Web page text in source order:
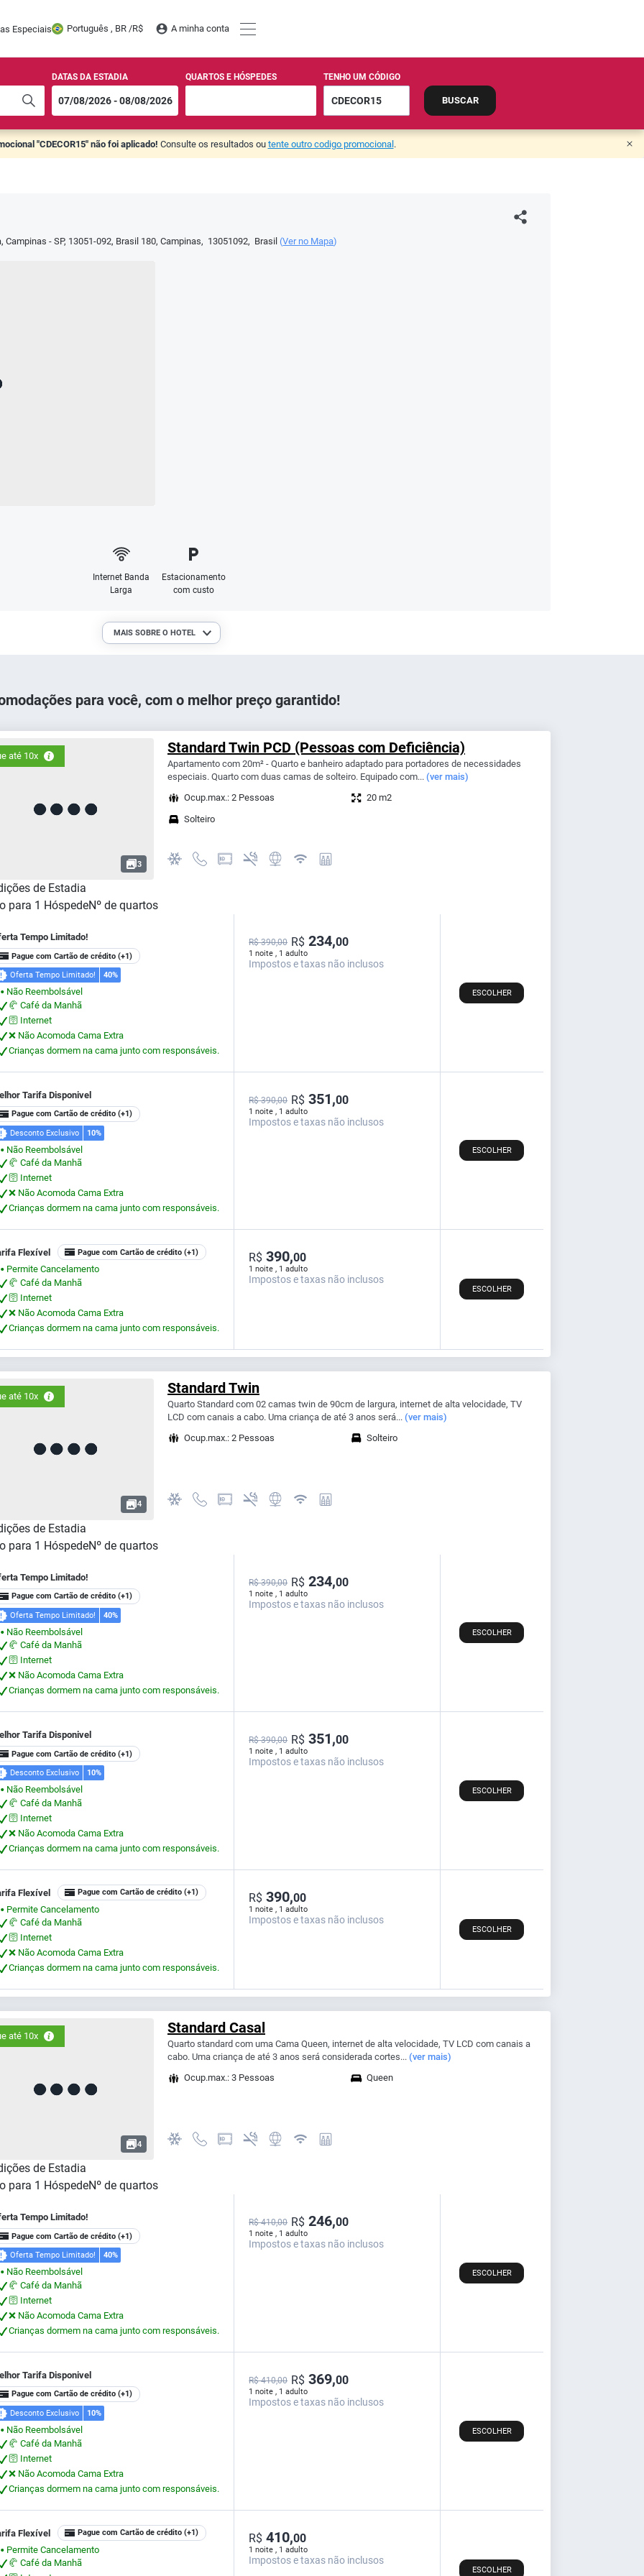
Especiais Português , BR /R$ A minha conta
DATAS DA ESTADIA QUARTOS E HÓSPEDES TENHO UM CÓDIGO
BUSCAR
"CDECOR15" não foi aplicado! Consulte os resultados ou tente outro codigo promocional.
Campinas - SP, 13051-092, Brasil 180,Campinas, 13051092, Brasil (Ver no Mapa)
Internet Banda
Larga
Estacionamento
com custo
MAIS SOBRE O HOTEL
para você, com o melhor preço garantido!
até 10x
3
Standard Twin PCD (Pessoas com Deficiência)
Apartamento com 20m² - Quarto e banheiro adaptado para portadores de necessidades
especiais. Quarto com duas camas de solteiro. Equipado com... (ver mais)
Ocup.max.: 2 Pessoas
20 m2
Solteiro
de Estadia
para 1 HóspedeNº de quartos
Tempo Limitado!
Pague com Cartão de crédito (+1)
Oferta Tempo Limitado! 40%
⬤
Não Reembolsável
🥐 Café da Manhã
🛜 Internet
❌ Não Acomoda Cama Extra
Crianças dormem na cama junto com responsáveis.
1 noite , 1 adulto
R$ 390,00 R$ 234,00
Impostos e taxas não inclusos
ESCOLHER
Tarifa Disponivel
Pague com Cartão de crédito (+1)
Desconto Exclusivo 10%
⬤
Não Reembolsável
🥐 Café da Manhã
🛜 Internet
❌ Não Acomoda Cama Extra
Crianças dormem na cama junto com responsáveis.
1 noite , 1 adulto
R$ 390,00 R$ 351,00
Impostos e taxas não inclusos
ESCOLHER
Flexível Pague com Cartão de crédito (+1)
⬤
Permite Cancelamento
🥐 Café da Manhã
🛜 Internet
❌ Não Acomoda Cama Extra
Crianças dormem na cama junto com responsáveis.
1 noite , 1 adulto
R$ 390,00
Impostos e taxas não inclusos
ESCOLHER
até 10x
4
Standard Twin
Quarto Standard com 02 camas twin de 90cm de largura, internet de alta velocidade, TV
LCD com canais a cabo. Uma criança de até 3 anos será... (ver mais)
Ocup.max.: 2 Pessoas
Solteiro
de Estadia
para 1 HóspedeNº de quartos
Tempo Limitado!
Pague com Cartão de crédito (+1)
Oferta Tempo Limitado! 40%
⬤
Não Reembolsável
🥐 Café da Manhã
🛜 Internet
❌ Não Acomoda Cama Extra
Crianças dormem na cama junto com responsáveis.
1 noite , 1 adulto
R$ 390,00 R$ 234,00
Impostos e taxas não inclusos
ESCOLHER
Tarifa Disponivel
Pague com Cartão de crédito (+1)
Desconto Exclusivo 10%
⬤
Não Reembolsável
🥐 Café da Manhã
🛜 Internet
❌ Não Acomoda Cama Extra
Crianças dormem na cama junto com responsáveis.
1 noite , 1 adulto
R$ 390,00 R$ 351,00
Impostos e taxas não inclusos
ESCOLHER
Flexível Pague com Cartão de crédito (+1)
⬤
Permite Cancelamento
🥐 Café da Manhã
🛜 Internet
❌ Não Acomoda Cama Extra
Crianças dormem na cama junto com responsáveis.
1 noite , 1 adulto
R$ 390,00
Impostos e taxas não inclusos
ESCOLHER
até 10x
4
Standard Casal
Quarto standard com uma Cama Queen, internet de alta velocidade, TV LCD com canais a
cabo. Uma criança de até 3 anos será considerada cortes... (ver mais)
Ocup.max.: 3 Pessoas
Queen
de Estadia
para 1 HóspedeNº de quartos
Tempo Limitado!
Pague com Cartão de crédito (+1)
Oferta Tempo Limitado! 40%
⬤
Não Reembolsável
🥐 Café da Manhã
🛜 Internet
❌ Não Acomoda Cama Extra
Crianças dormem na cama junto com responsáveis.
1 noite , 1 adulto
R$ 410,00 R$ 246,00
Impostos e taxas não inclusos
ESCOLHER
Tarifa Disponivel
Pague com Cartão de crédito (+1)
Desconto Exclusivo 10%
⬤
Não Reembolsável
🥐 Café da Manhã
🛜 Internet
❌ Não Acomoda Cama Extra
Crianças dormem na cama junto com responsáveis.
1 noite , 1 adulto
R$ 410,00 R$ 369,00
Impostos e taxas não inclusos
ESCOLHER
Flexível Pague com Cartão de crédito (+1)
⬤
Permite Cancelamento
🥐 Café da Manhã
1 noite , 1 adulto
R$ 410,00
Impostos e taxas não inclusos
ESCOLHER